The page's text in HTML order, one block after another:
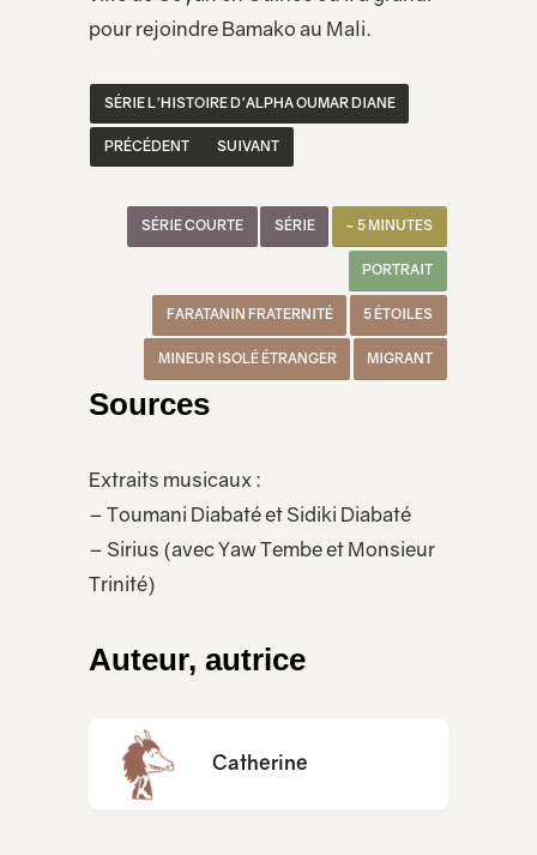
pour rejoindre Bamako au Mali.
SÉRIE L'HISTOIRE D'ALPHA OUMAR DIANE
PRÉCÉDENT SUIVANT
~ 5 MINUTES
SÉRIE
SÉRIE COURTE
PORTRAIT
5 ÉTOILES
FARATANIN FRATERNITÉ
MIGRANT
MINEUR ISOLÉ ÉTRANGER
Sources
Extraits musicaux :
– Toumani Diabaté et Sidiki Diabaté
– Sirius (avec Yaw Tembe et Monsieur
Trinité)
Auteur, autrice
Catherine